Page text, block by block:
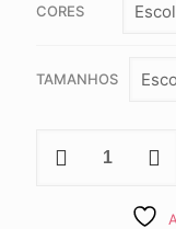
CORES
TAMANHOS